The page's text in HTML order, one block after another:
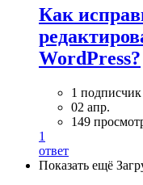
Как
WordPress?
1 подписчик
02 апр.
149
1
ответ
Показать ещё